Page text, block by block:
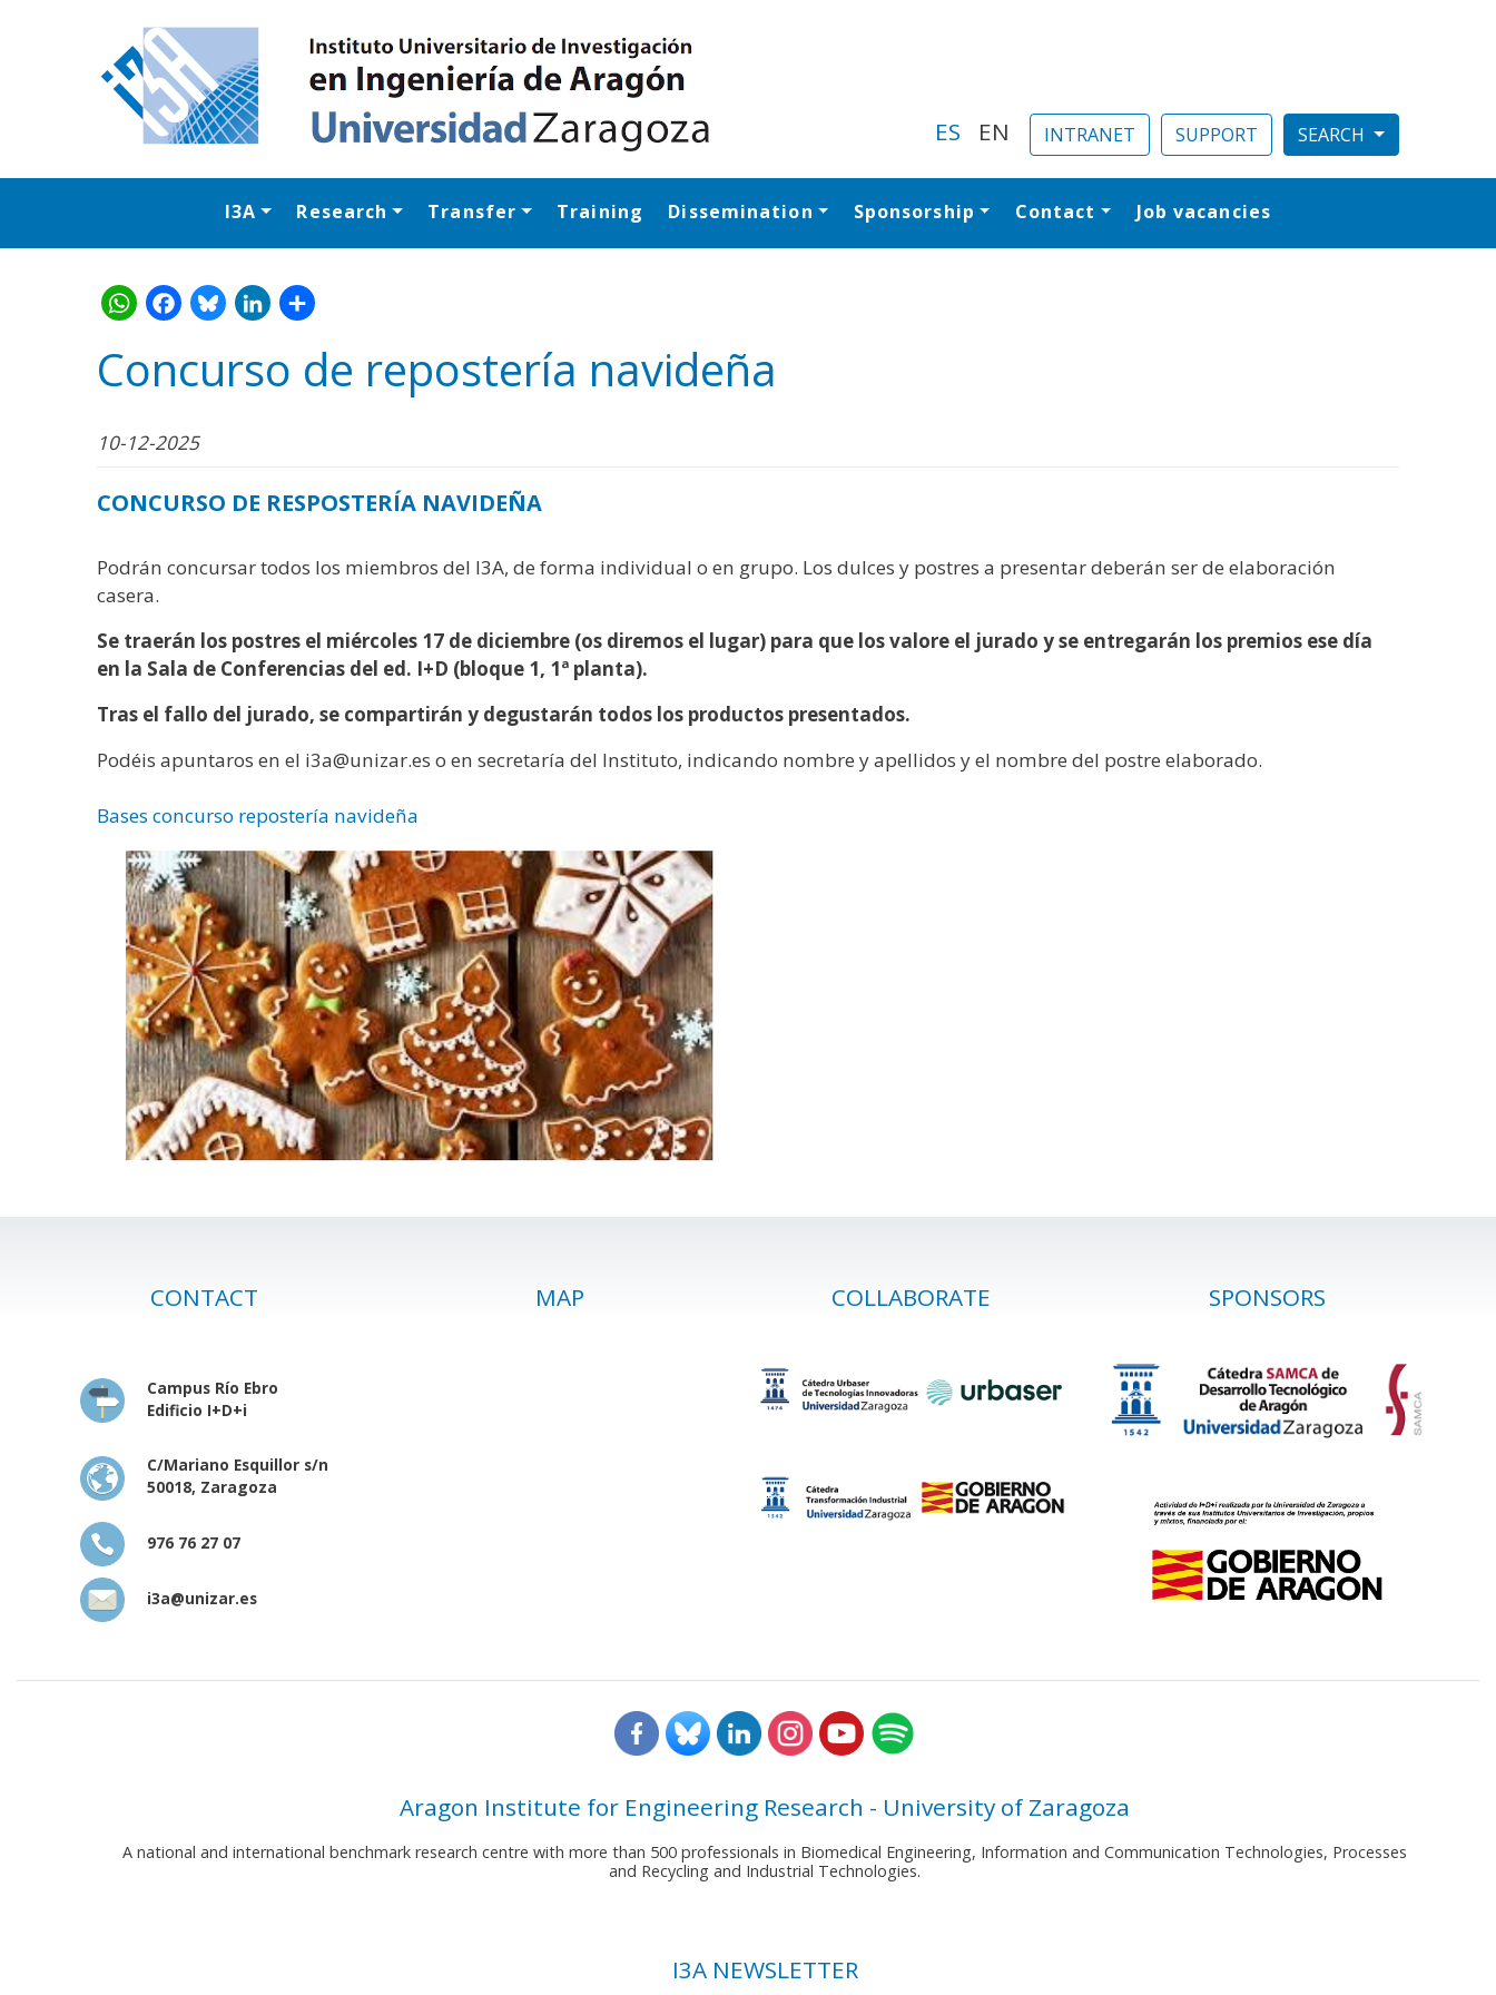
ES EN INTRANET SUPPORT
Navegación principal
I3A Research Transfer Training Dissemination Sponsorship Contact Job vacancies
Concurso de repostería navideña
10-12-2025
CONCURSO DE RESPOSTERÍA NAVIDEÑA
Podrán concursar todos los miembros del I3A, de forma individual o en grupo. Los dulces y postres a presentar deberán ser de elaboración
casera.
Se traerán los postres el miércoles 17 de diciembre (os diremos el lugar) para que los valore el jurado y se entregarán los premios ese día
en la Sala de Conferencias del ed. I+D (bloque 1, 1ª planta).
Tras el fallo del jurado, se compartirán y degustarán todos los productos presentados.
Podéis apuntaros en el i3a@unizar.es o en secretaría del Instituto, indicando nombre y apellidos y el nombre del postre elaborado.
Bases concurso repostería navideña
CONTACT
Campus Río Ebro
Edificio I+D+i
C/Mariano Esquillor s/n
50018, Zaragoza
976 76 27 07
i3a@unizar.es
MAP COLLABORATE SPONSORS
Aragon Institute for Engineering Research - University of Zaragoza
A national and international benchmark research centre with more than 500 professionals in Biomedical Engineering, Information and Communication Technologies, Processes
and Recycling and Industrial Technologies.
I3A NEWSLETTER